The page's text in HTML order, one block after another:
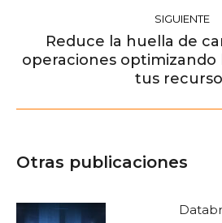
SIGUIENTE
Reduce la huella de
operaciones optimizando
tus
Otras publicaciones